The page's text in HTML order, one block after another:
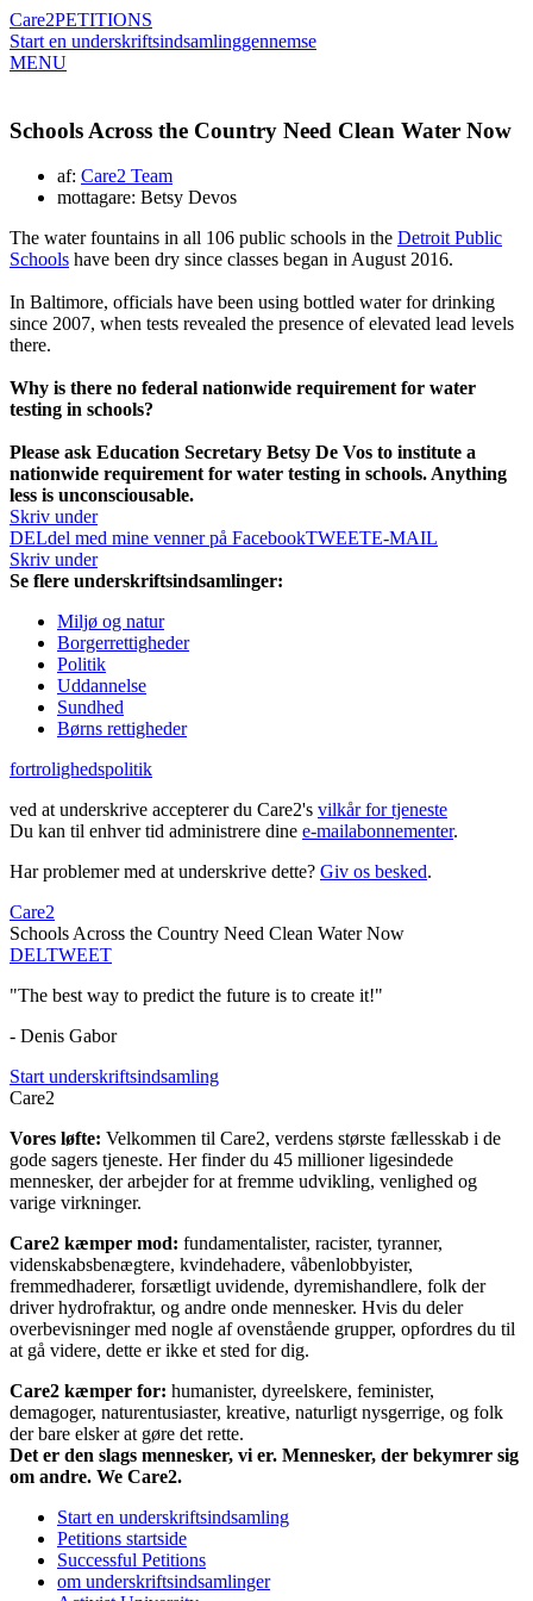
Care2PETITIONS
Start en underskriftsindsamlinggennemse
MENU
Schools Across the Country Need Clean Water Now
af: Care2 Team
mottagare: Betsy Devos
The water fountains in all 106 public schools in the Detroit Public
Schools have been dry since classes began in August 2016.
In Baltimore, officials have been using bottled water for drinking
since 2007, when tests revealed the presence of elevated lead levels
there.
Why is there no federal nationwide requirement for water
testing in schools?
Please ask Education Secretary Betsy De Vos to institute a
nationwide requirement for water testing in schools. Anything
less is unconsciousable.
Skriv under
DELdel med mine venner på FacebookTWEETE-MAIL
Skriv under
Se flere underskriftsindsamlinger:
Miljø og natur
Borgerrettigheder
Politik
Uddannelse
Sundhed
Børns rettigheder
fortrolighedspolitik
ved at underskrive accepterer du Care2's vilkår for tjeneste
Du kan til enhver tid administrere dine e-mailabonnementer.
Har problemer med at underskrive dette? Giv os besked.
Care2
Schools Across the Country Need Clean Water Now
DELTWEET
"The best way to predict the future is to create it!"
- Denis Gabor
Start underskriftsindsamling
Care2
Vores løfte: Velkommen til Care2, verdens største fællesskab i de
gode sagers tjeneste. Her finder du 45 millioner ligesindede
mennesker, der arbejder for at fremme udvikling, venlighed og
varige virkninger.
Care2 kæmper mod: fundamentalister, racister, tyranner,
videnskabsbenægtere, kvindehadere, våbenlobbyister,
fremmedhaderer, forsætligt uvidende, dyremishandlere, folk der
driver hydrofraktur, og andre onde mennesker. Hvis du deler
overbevisninger med nogle af ovenstående grupper, opfordres du til
at gå videre, dette er ikke et sted for dig.
Care2 kæmper for: humanister, dyreelskere, feminister,
demagoger, naturentusiaster, kreative, naturligt nysgerrige, og folk
der bare elsker at gøre det rette.
Det er den slags mennesker, vi er. Mennesker, der bekymrer sig
om andre. We Care2.
Start en underskriftsindsamling
Petitions startside
Successful Petitions
om underskriftsindsamlinger